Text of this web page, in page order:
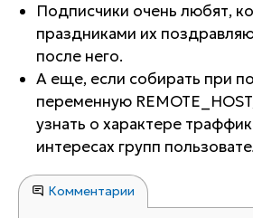
Подписчики очень любят,
праздниками их
после него.
А еще, если собирать при
переменную
узнать о характере
интересах групп
Комментарии